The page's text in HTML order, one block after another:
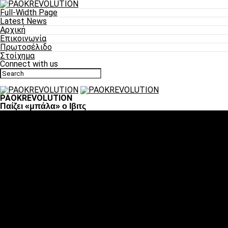
Full-Width Page
Latest News
Αρχική
Επικοινωνία
Πρωτοσέλιδο
Στοίχημα
Connect with us
PAOKREVOLUTION
Παίζει «μπάλα» ο Ιβιτς